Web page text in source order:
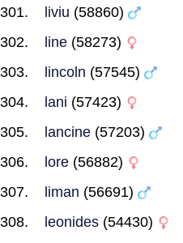
liviu (58860)
line (58273)
lincoln (57545)
lani (57423)
lancine (57203)
lore (56882)
liman (56691)
leonides (54430)